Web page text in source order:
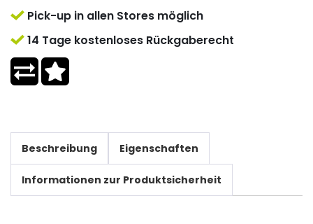
Pick-up in allen Stores möglich
14 Tage kostenloses Rückgaberecht
Beschreibung Eigenschaften
Informationen zur Produktsicherheit